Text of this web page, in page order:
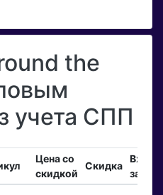
the
учета СПП
Цена со
скидкой
Скидка